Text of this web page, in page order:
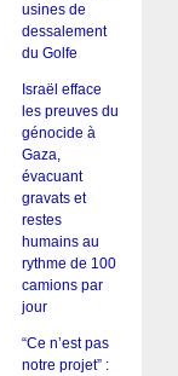
usines de
dessalement
du Golfe
Israël efface
les preuves du
génocide à
Gaza,
évacuant
gravats et
restes
humains au
rythme de 100
camions par
jour
“Ce n’est pas
notre projet” :